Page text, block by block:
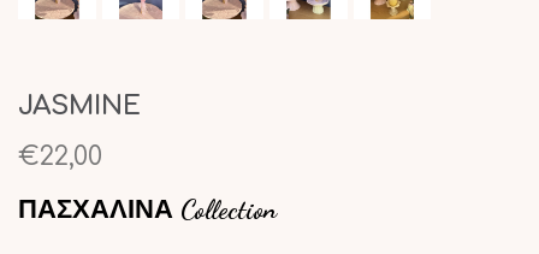
JASMINE
€22,00
ΠΑΣΧΑΛΙΝΑ Collection